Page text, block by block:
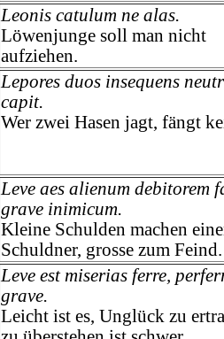
Leonis catulum ne alas.
Löwenjunge soll man nicht
aufziehen.
Lepores duos insequens
capit.
Wer zwei Hasen jagt, fängt
Leve aes alienum debitorem
grave inimicum.
Kleine Schulden machen
Schuldner, grosse zum Feind.
Leve est miserias ferre,
grave.
Leicht ist es, Unglück zu